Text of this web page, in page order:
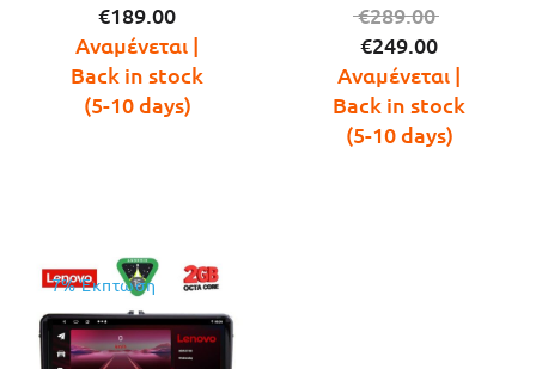
was:
€199.00.
€189.00
τρέχουσα
τιμή
είναι:
Αναμένεται |
Back in stock
(5-10 days)
€289.00
was:
€289.00.
€249.00
τρέχουσα
τιμή
είναι:
Αναμένεται |
Back in stock
(5-10 days)
7% Έκπτωση